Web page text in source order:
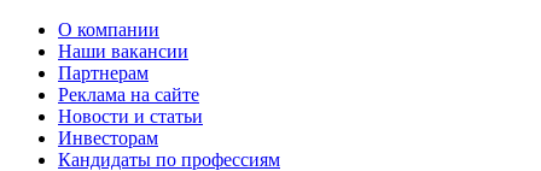
О компании
Наши вакансии
Партнерам
Реклама на сайте
Новости и статьи
Инвесторам
Кандидаты по профессиям